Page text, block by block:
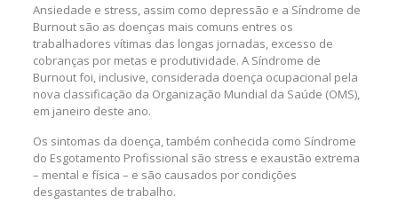
Ansiedade e stress, assim como depressão e a Síndrome de
Burnout são as doenças mais comuns entres os
trabalhadores vítimas das longas jornadas, excesso de
cobranças por metas e produtividade. A Síndrome de
Burnout foi, inclusive, considerada doença ocupacional pela
nova classificação da Organização Mundial da Saúde (OMS),
em janeiro deste ano.
Os sintomas da doença, também conhecida como Síndrome
do Esgotamento Profissional são stress e exaustão extrema
– mental e física – e são causados por condições
desgastantes de trabalho.